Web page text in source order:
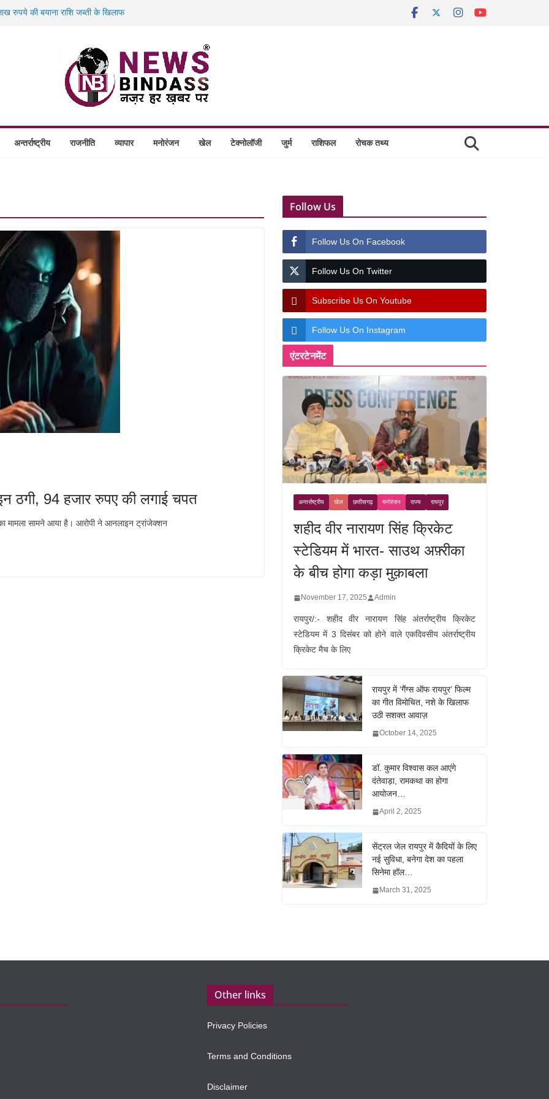
रुपये की बयाना राशि जब्ती के खिलाफ
स्थापित, हर विकासखंड के 10 उत्कृष्ट गोठानों
एक्शन: 13 म्यूल बैंक खाताधारक गिरफ्तार
अन्तर्राष्ट्रीय राजनीति व्यापार मनोरंजन खेल टेक्नोलॉजी जुर्म राशिफल रोचक तथ्य
ठगी, 94 हजार रुपए की लगाई चपत
मामला सामने आया है। आरोपी ने आनलाइन ट्रांजेक्शन
Follow Us
Follow Us On Facebook
Follow Us On Twitter
Subscribe Us On Youtube
Follow Us On Instagram
एंटरटेनमेंट
अन्तर्राष्ट्रीय खेल छत्तीसगढ़ मनोरंजन राज्य रायपुर
शहीद वीर नारायण सिंह क्रिकेट
स्टेडियम में भारत- साउथ अफ़्रीका
के बीच होगा कड़ा मुक़ाबला
November 17, 2025 Admin
रायपुर/:- शहीद वीर नारायण सिंह अंतर्राष्ट्रीय क्रिकेट
स्टेडियम में 3 दिसंबर को होने वाले एकदिवसीय अंतर्राष्ट्रीय
क्रिकेट मैच के लिए
रायपुर में ‘गैंग्स ऑफ रायपुर’ फिल्म
का गीत विमोचित, नशे के खिलाफ
उठी सशक्त आवाज़
October 14, 2025
डॉ. कुमार विश्वास कल आएंगे
दंतेवाड़ा, रामकथा का होगा
आयोजन…
April 2, 2025
सेंट्रल जेल रायपुर में कैदियों के लिए
नई सुविधा, बनेगा देश का पहला
सिनेमा हॉल…
March 31, 2025
Other links
Privacy Policies
Terms and Conditions
Disclaimer